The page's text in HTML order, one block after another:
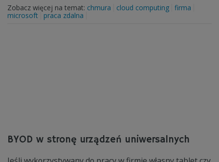
Zobacz więcej na temat: chmura cloud computing firma
microsoft
praca zdalna
BYOD w stronę urządzeń uniwersalnych